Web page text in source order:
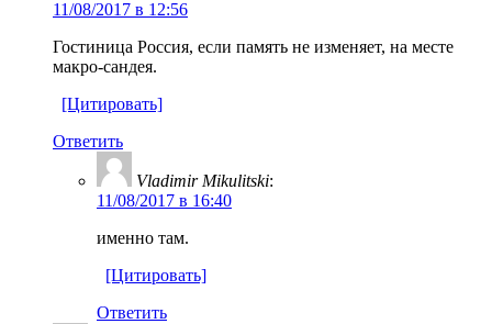
11/08/2017 в 12:56
Гостиница Россия, если память не изменяет, на месте
макро-сандея.
[Цитировать]
Ответить
Vladimir Mikulitski:
11/08/2017 в 16:40
именно там.
[Цитировать]
Ответить